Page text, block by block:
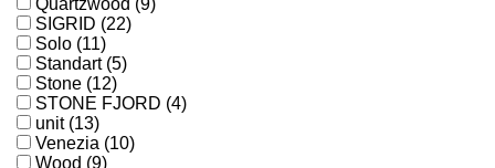
Quartzwood (9)
SIGRID (22)
Solo (11)
Standart (5)
Stone (12)
STONE FJORD (4)
unit (13)
Venezia (10)
Wood (9)